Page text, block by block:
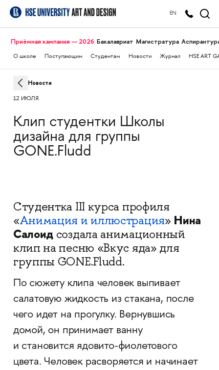
EN
Приёмная кампания — 2026 Бакалавриат Магистратура
О школе Поступающим Студентам Новости Журнал HSE ART
Новости
12 ИЮЛЯ
Клип студентки Школы
дизайна для группы
GONE.Fludd
Студентка III курса профиля
«Анимация и иллюстрация» Нина
Салоид создала анимационный
клип на песню «Вкус яда» для
группы GONE.Fludd.
По сюжету клипа человек выпивает
салатовую жидкость из стакана, после
чего идет на прогулку. Вернувшись
домой, он принимает ванну
и становится ядовито-фиолетового
цвета. Человек расворяется и начинает